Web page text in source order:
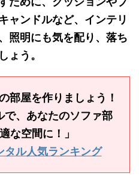
ャンドルなど、インテリ
照明にも気を配り、落ち
ょう。
部屋を作りましょう！
で、あなたのソファ部
な空間に！」
ル人気ランキング